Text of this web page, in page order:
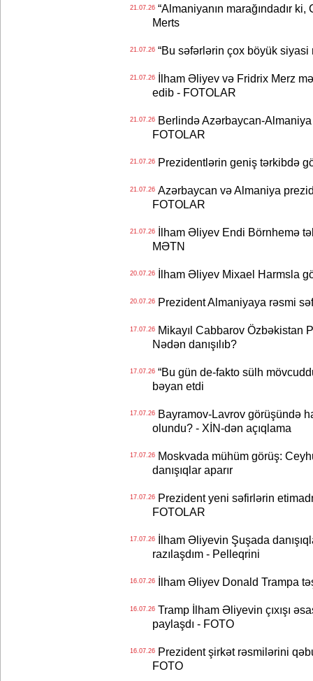
21.07.26“Almaniyanın marağındadır
Merts
21.07.26“Bu səfərlərin çox böyük siyasi
21.07.26İlham Əliyev və Fridrix Merz
edib - FOTOLAR
21.07.26Berlində Azərbaycan-Almaniya
FOTOLAR
21.07.26Prezidentlərin geniş tərkibdə
21.07.26Azərbaycan və Almaniya
FOTOLAR
21.07.26İlham Əliyev Endi Börnhemə
MƏTN
20.07.26İlham Əliyev Mixael Harmsla
20.07.26Prezident Almaniyaya rəsmi
17.07.26Mikayıl Cabbarov Özbəkistan
Nədən danışılıb?
17.07.26“Bu gün de-fakto sülh
bəyan etdi
17.07.26Bayramov-Lavrov görüşündə
olundu? - XİN-dən açıqlama
17.07.26Moskvada mühüm görüş:
danışıqlar aparır
17.07.26Prezident yeni səfirlərin
FOTOLAR
17.07.26İlham Əliyevin Şuşada
razılaşdım - Pelleqrini
16.07.26İlham Əliyev Donald Trampa
16.07.26Tramp İlham Əliyevin çıxışı
paylaşdı - FOTO
16.07.26Prezident şirkət rəsmilərini
FOTO